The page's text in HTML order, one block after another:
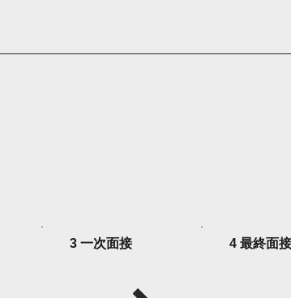
3 一次面接 4 最終面接